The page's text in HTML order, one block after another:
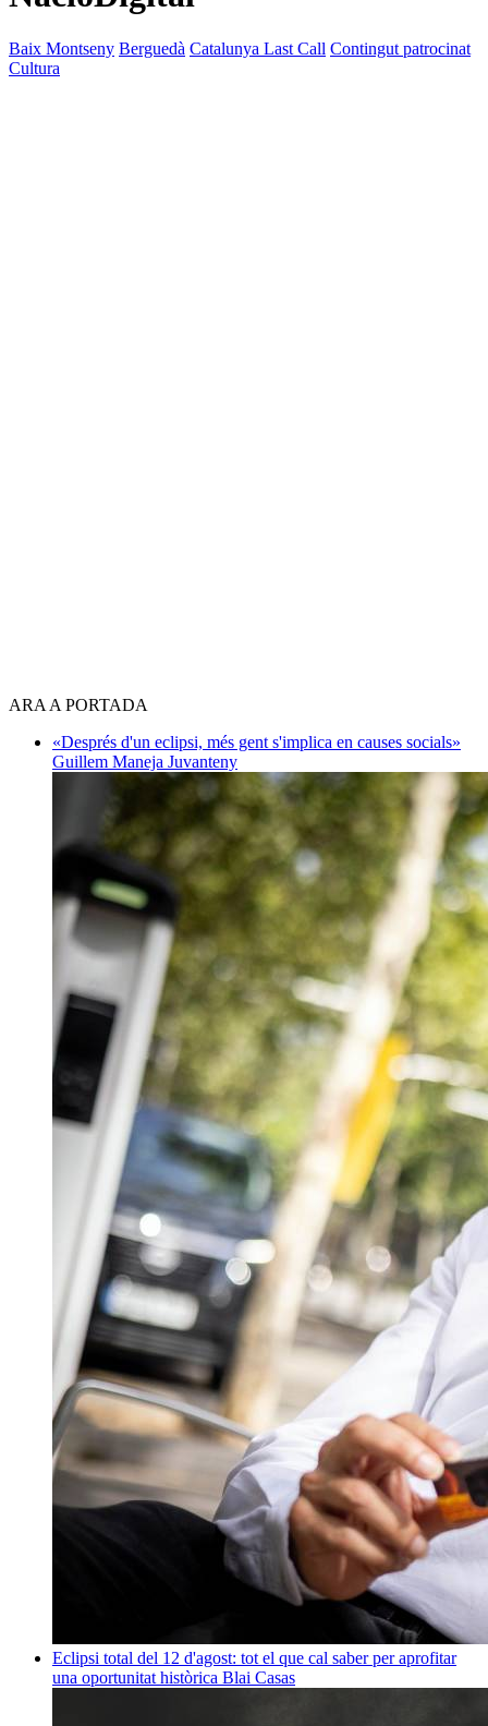
Baix Montseny Berguedà Catalunya Last Call Contingut patrocinat
Cultura
ARA A PORTADA
«Després d'un eclipsi, més gent s'implica en causes socials»
Guillem Maneja Juvanteny
Eclipsi total del 12 d'agost: tot el que cal saber per aprofitar
una oportunitat històrica Blai Casas